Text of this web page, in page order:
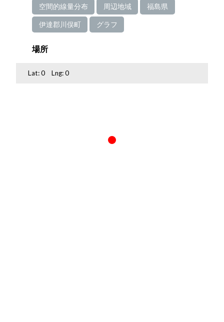
空間的線量分布 周辺地域 福島県
伊達郡川俣町 グラフ
場所
Lat:0 Lng:0